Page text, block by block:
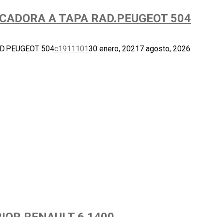
A TAPA RAD.PEUGEOT 504
504c191110130 enero, 20217 agosto, 2026